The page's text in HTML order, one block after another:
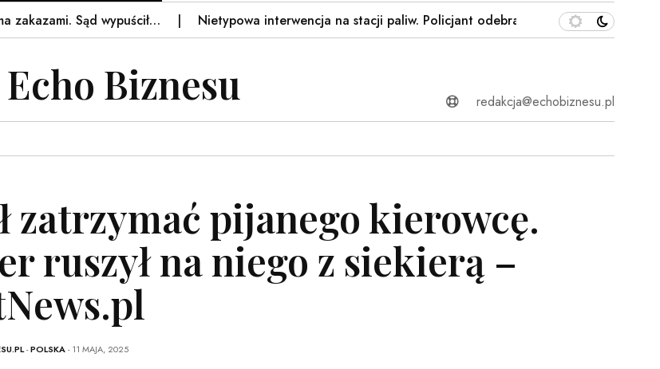
Sąd wypuścił… Nietypowa interwencja na stacji paliw. Policjant odebrał poród… Waldemar
Echo Biznesu redakcja@echobiznesu.pl
zatrzymać pijanego kierowcę.
ruszył na niego z siekierą –
-POLSKA - 11 MAJA, 2025